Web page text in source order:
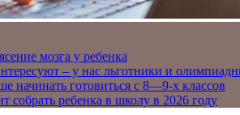
мозга у ребенка
– у нас льготники и
начинать готовиться с 8—9-х классов
собрать ребенка в школу в 2026 году